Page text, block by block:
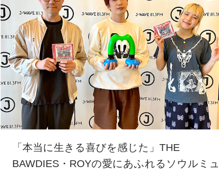
「本当に生きる喜びを感じた」THE
BAWDIES・ROYの愛にあふれるソウルミ